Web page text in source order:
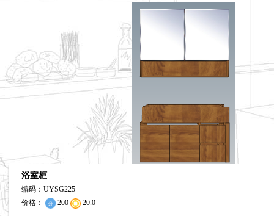
浴室柜
编码：UYSG225
价格：
200 20.0